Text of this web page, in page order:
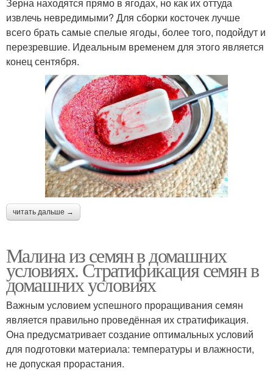
Зерна находятся прямо в ягодах, но как их оттуда
извлечь невредимыми? Для сборки косточек лучше
всего брать самые спелые ягоды, более того, подойдут и
перезревшие. Идеальным временем для этого является
конец сентября.
читать дальше →
Малина из семян в домашних
условиях. Стратификация семян в
домашних условиях
Важным условием успешного проращивания семян
является правильно проведённая их стратификация.
Она предусматривает создание оптимальных условий
для подготовки материала: температуры и влажности,
не допуская прорастания.